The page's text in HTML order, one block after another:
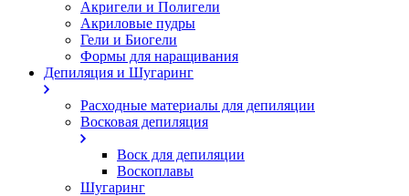
Акригели и Полигели
Акриловые пудры
Гели и Биогели
Формы для наращивания
Депиляция и Шугаринг
Расходные материалы для депиляции
Восковая депиляция
Воск для депиляции
Воскоплавы
Шугаринг